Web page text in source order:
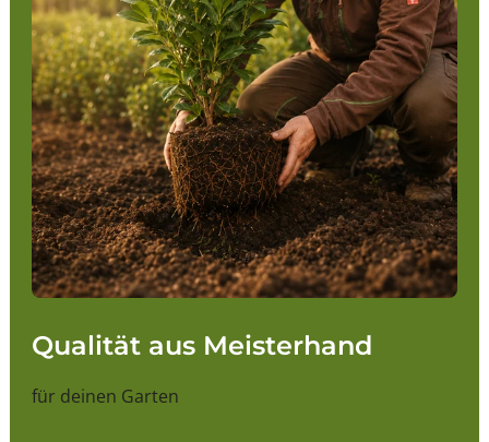
Qualität aus Meisterhand
für deinen Garten